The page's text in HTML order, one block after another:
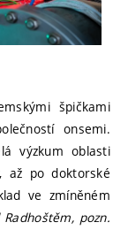
špičkami
onsemi.
výzkum oblasti
až po doktorské
ve zmíněném
pozn.